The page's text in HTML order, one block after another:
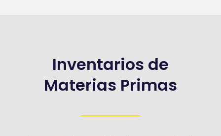
Inventarios de
Materias Primas